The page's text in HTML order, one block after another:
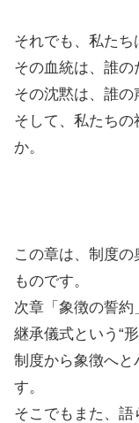
それでも、私たち
その血統は、誰の
その沈黙は、誰の
そして、私たち
か。
この章は、制度の
ものです。
次章「象徴の誓約
継承儀式という“形
制度から象徴へと
す。
そこでもまた、